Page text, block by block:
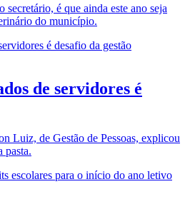
é que ainda este ano seja
do município.
de servidores é
Luiz, de Gestão de Pessoas, explicou
pasta.